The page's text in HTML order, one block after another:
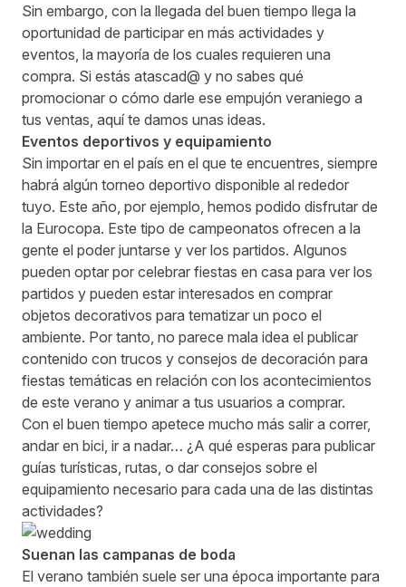
Sin embargo, con la llegada del buen tiempo llega la
oportunidad de participar en más actividades y
eventos, la mayoría de los cuales requieren una
compra. Si estás atascad@ y no sabes qué
promocionar o cómo darle ese empujón veraniego a
tus ventas, aquí te damos unas ideas.
Eventos deportivos y equipamiento
Sin importar en el país en el que te encuentres, siempre
habrá algún torneo deportivo disponible al rededor
tuyo. Este año, por ejemplo, hemos podido disfrutar de
la Eurocopa. Este tipo de campeonatos ofrecen a la
gente el poder juntarse y ver los partidos. Algunos
pueden optar por celebrar fiestas en casa para ver los
partidos y pueden estar interesados en comprar
objetos decorativos para tematizar un poco el
ambiente. Por tanto, no parece mala idea el publicar
contenido con trucos y consejos de decoración para
fiestas temáticas en relación con los acontecimientos
de este verano y animar a tus usuarios a comprar.
Con el buen tiempo apetece mucho más salir a correr,
andar en bici, ir a nadar… ¿A qué esperas para publicar
guías turísticas, rutas, o dar consejos sobre el
equipamiento necesario para cada una de las distintas
actividades?
Suenan las campanas de boda
El verano también suele ser una época importante para